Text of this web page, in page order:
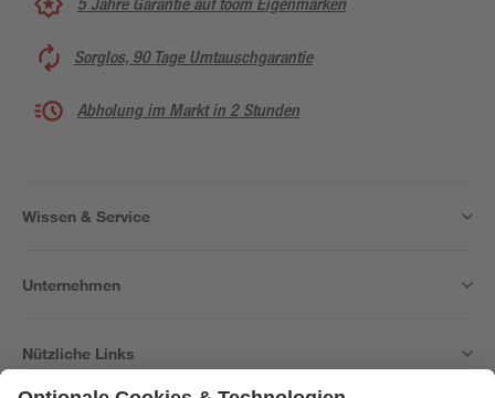
Sorglos, 90 Tage Umtauschgarantie
Abholung im Markt in 2 Stunden
Wissen & Service
Unternehmen
Nützliche Links